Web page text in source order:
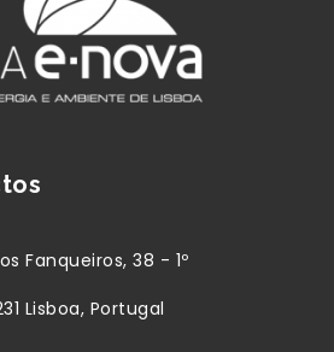
Fanqueiros, 38 - 1º
Lisboa, Portugal